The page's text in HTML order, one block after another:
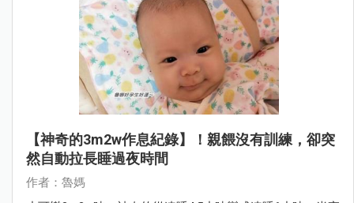
【神奇的3m2w作息紀錄】！親餵沒有訓練，卻突
然自動拉長睡過夜時間
作者：魯媽